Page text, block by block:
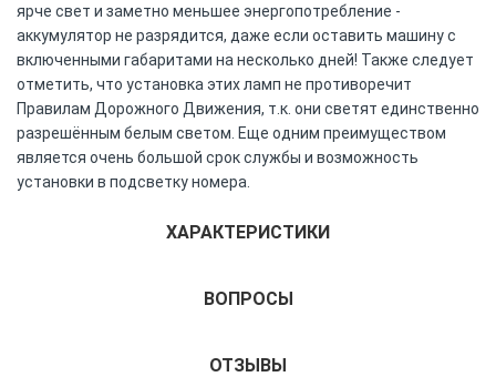
ярче свет и заметно меньшее энергопотребление -
аккумулятор не разрядится, даже если оставить машину с
включенными габаритами на несколько дней! Также следует
отметить, что установка этих ламп не противоречит
Правилам Дорожного Движения, т.к. они светят единственно
разрешённым белым светом. Еще одним преимуществом
является очень большой срок службы и возможность
установки в подсветку номера.
ХАРАКТЕРИСТИКИ
ВОПРОСЫ
ОТЗЫВЫ